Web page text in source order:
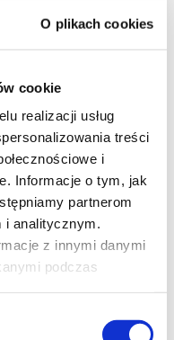
O plikach cookies
cookie
realizacji usług
treści
i
Informacje o tym, jak
partnerom
i analitycznym.
z innymi danymi
podczas
nad Berlinem” to
W „Perfect Days” Wim
składającymi się na
(w tej roli
za swoją rolę na festiwalu